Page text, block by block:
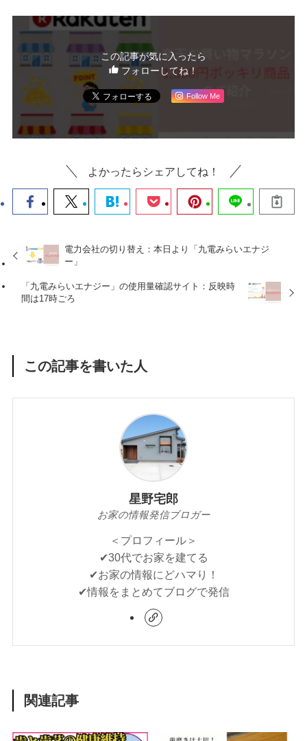
この記事が気に入ったら
フォローしてね！
Follow Me
よかったらシェアしてね！
電力会社の切り替え：本日より「九電みらいエナジ
ー」
「九電みらいエナジー」の使用量確認サイト：反映時
間は17時ごろ
この記事を書いた人
星野宅郎
お家の情報発信ブロガー
＜プロフィール＞
✔︎30代でお家を建てる
✔︎お家の情報にどハマり！
✔︎情報をまとめてブログで発信
関連記事